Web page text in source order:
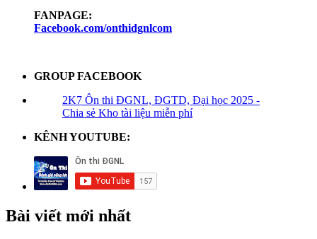
FANPAGE:
Facebook.com/onthidgnlcom
GROUP FACEBOOK
2K7 Ôn thi ĐGNL, ĐGTD, Đại học 2025 -
Chia sẻ Kho tài liệu miễn phí
KÊNH YOUTUBE:
Bài viết mới nhất